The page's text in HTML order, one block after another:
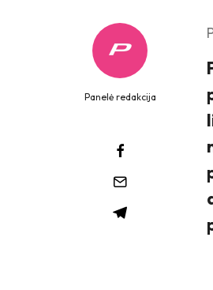
Panelė redakcija